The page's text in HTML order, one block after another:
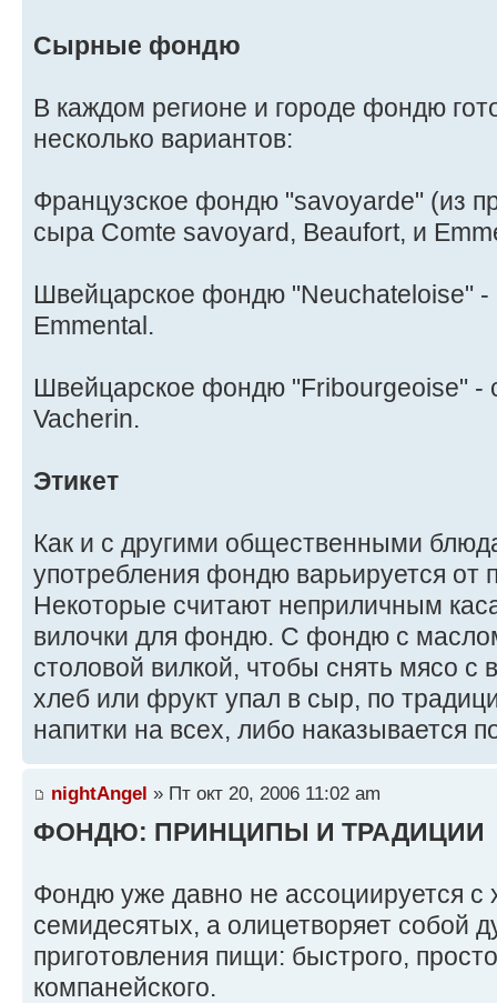
Сырные фондю
В каждом регионе и городе фондю
несколько вариантов:
Французское фондю "savoyarde" (из
сыра Comte savoyard, Beaufort, и
Швейцарское фондю "Neuchateloise"
Emmental.
Швейцарское фондю "Fribourgeoise" -
Vacherin.
Этикет
Как и с другими общественными
употребления фондю варьируется от
Некоторые считают неприличным
вилочки для фондю. С фондю с
столовой вилкой, чтобы снять мясо
хлеб или фрукт упал в сыр, по
напитки на всех, либо наказывается
nightAngel » Пт окт 20, 2006 11:02 am
ФОНДЮ: ПРИНЦИПЫ И ТРАДИЦИИ
Фондю уже давно не ассоциируется с
семидесятых, а олицетворяет собой
приготовления пищи: быстрого,
компанейского.